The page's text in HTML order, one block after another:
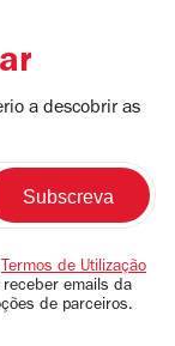
a descobrir as
Termos de Utilização
emails da
de parceiros.